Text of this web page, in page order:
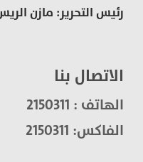
رئيس التحرير: مازن الريس
الاتصال بنا
الهاتف : 2150311
الفاكس: 2150311